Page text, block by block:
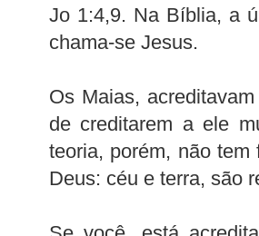
Jo 1:4,9. Na Bíblia, a
chama-se Jesus.
Os Maias,
de creditarem a ele
teoria, porém, não
Deus: céu e terra, são